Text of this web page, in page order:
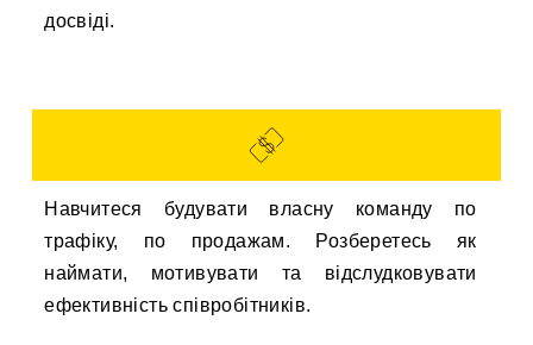
досвіді.
Навчитеся будувати власну команду по
трафіку, по продажам. Розберетесь як
наймати, мотивувати та відслудковувати
ефективність співробітників.